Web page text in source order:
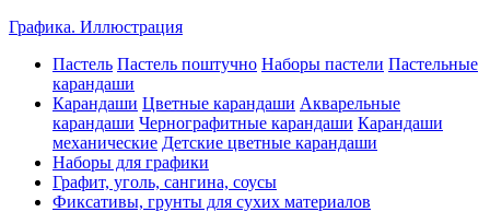
Графика. Иллюстрация
Пастель Пастель поштучно Наборы пастели Пастельные
карандаши
Карандаши Цветные карандаши Акварельные
карандаши Чернографитные карандаши Карандаши
механические Детские цветные карандаши
Наборы для графики
Графит, уголь, сангина, соусы
Фиксативы, грунты для сухих материалов